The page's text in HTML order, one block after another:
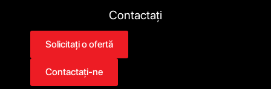
Contactați
Solicitați o ofertă
Contactați-ne